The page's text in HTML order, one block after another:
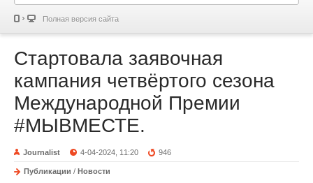
Полная версия сайта
Стартовала заявочная
кампания четвёртого сезона
Международной Премии
#МЫВМЕСТЕ.
Journalist 4-04-2024, 11:20 946
Публикации / Новости